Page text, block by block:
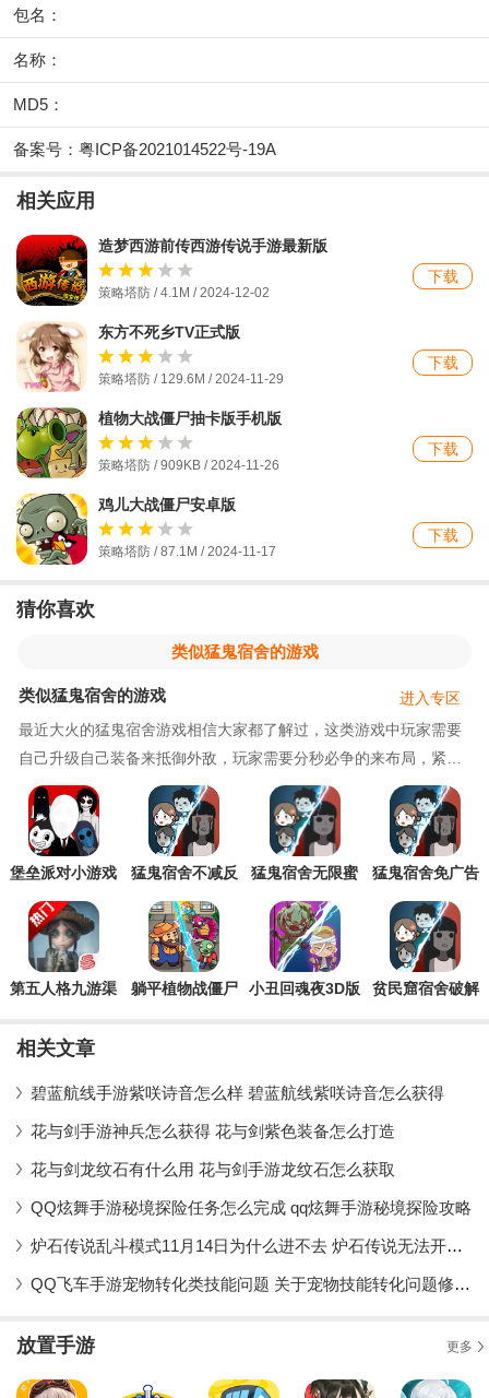
包名：
名称：
MD5：
备案号：粤ICP备2021014522号-19A
相关应用
造梦西游前传西游传说手游最新版
策略塔防 / 4.1M / 2024-12-02
下载
东方不死乡TV正式版
策略塔防 / 129.6M / 2024-11-29
下载
植物大战僵尸抽卡版手机版
策略塔防 / 909KB / 2024-11-26
下载
鸡儿大战僵尸安卓版
策略塔防 / 87.1M / 2024-11-17
下载
猜你喜欢
类似猛鬼宿舍的游戏
类似猛鬼宿舍的游戏
最近大火的猛鬼宿舍游戏相信大家都了解过，这类游戏中玩家需要
自己升级自己装备来抵御外敌，玩家需要分秒必争的来布局，紧张
刺激的紧凑感非常吸引广大玩家，那么有没有类似猛鬼宿舍的游
戏，今天就为大家整理了一些类似猛鬼宿舍的游戏，这类游戏主要
是生存塔防为主，玩家需要自己不断搜索物资进行升级自己的装
备，要小心敌人的攻击，游戏玩法构成
进入专区
堡垒派对小游戏
猛鬼宿舍不减反
猛鬼宿舍无限蜜
猛鬼宿舍免广告
第五人格九游渠
躺平植物战僵尸
小丑回魂夜3D版
贫民窟宿舍破解
相关文章
碧蓝航线手游紫咲诗音怎么样 碧蓝航线紫咲诗音怎么获得
花与剑手游神兵怎么获得 花与剑紫色装备怎么打造
花与剑龙纹石有什么用 花与剑手游龙纹石怎么获取
QQ炫舞手游秘境探险任务怎么完成 qq炫舞手游秘境探险攻略
炉石传说乱斗模式11月14日为什么进不去 炉石传说无法开启是什么情况
QQ飞车手游宠物转化类技能问题 关于宠物技能转化问题修复公告
放置手游 更多